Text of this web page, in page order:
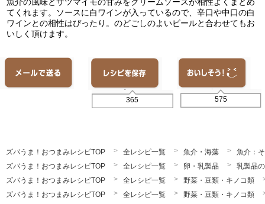
てくれます。ソースに白ワインが入っているので、辛口や中口の白
ワインとの相性はぴったり。のどごしのよいビールと合わせてもお
いしく頂けます。
365 575
ズバうま！おつまみレシピTOP 全レシピ一覧 魚介・海藻
魚介：
ズバうま！おつまみレシピTOP
全レシピ一覧 卵・乳製品
乳製品
ズバうま！おつまみレシピTOP
全レシピ一覧
野菜・豆類・キノコ類
ズバうま！おつまみレシピTOP
全レシピ一覧
野菜・豆類・キノコ類